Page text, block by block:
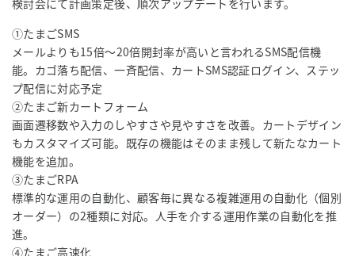
①たまごSMS
メールよりも15倍〜20倍開封率が高いと言われるSMS配信機
能。カゴ落ち配信、一斉配信、カートSMS認証ログイン、ステッ
プ配信に対応予定
②たまご新カートフォーム
画面遷移数や入力のしやすさや見やすさを改善。カートデザイン
もカスタマイズ可能。既存の機能はそのまま残して新たなカート
機能を追加。
③たまごRPA
標準的な運用の自動化、顧客毎に異なる複雑運用の自動化（個別
オーダー）の2種類に対応。人手を介する運用作業の自動化を推
進。
④たまご高速化